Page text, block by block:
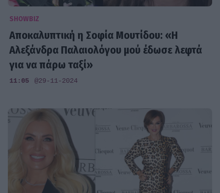
SHOWBIZ
Αποκαλυπτική η Σοφία Μουτίδου: «Η
Αλεξάνδρα Παλαιολόγου μού έδωσε λεφτά
για να πάρω ταξί»
11:05 @29-11-2024